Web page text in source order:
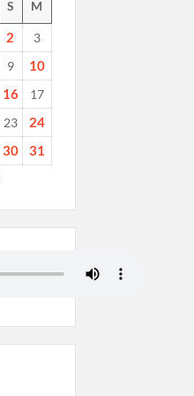
S M
2 3
9 10
16
17
23
24
30
31